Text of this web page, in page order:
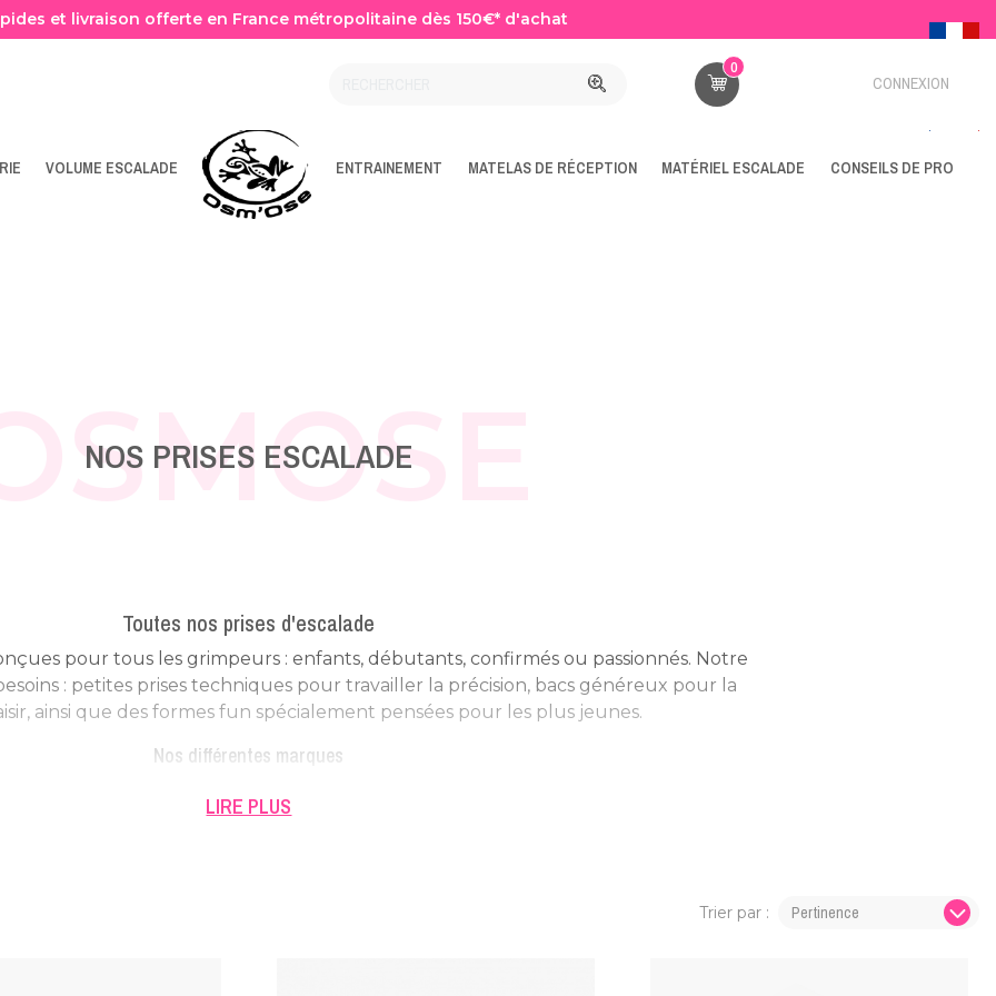
et livraison offerte en France métropolitaine dès 150€* d'achat
0
CONNEXION
VOLUME ESCALADE ENTRAINEMENT MATELAS DE RÉCEPTION MATÉRIEL ESCALADE CONSEILS DE PRO
NOS PRISES ESCALADE
OSMOSE
Toutes nos prises d'escalade
pour tous les grimpeurs : enfants, débutants, confirmés ou passionnés. Notre
: petites prises techniques pour travailler la précision, bacs généreux pour la
ainsi que des formes fun spécialement pensées pour les plus jeunes.
Nos différentes marques
et accessibles, adaptées à tous les projets d’installation.
LIRE PLUS
Trier par :